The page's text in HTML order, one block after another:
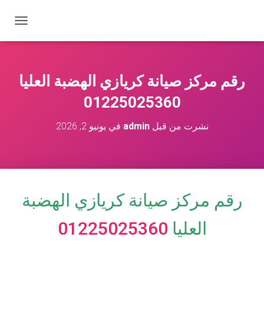
ب
ل
ارقم مركز صيانة كريازي الهضبة العليا
01225025360
نشرت من قبلadmin في يونيو 2, 2026
رقم مركز صيانة كريازي الهضبة
العليا 01225025360